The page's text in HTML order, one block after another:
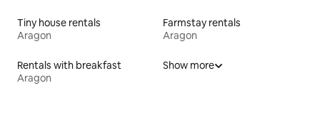
Tiny house rentals
Aragon
Farmstay rentals
Aragon
Rentals with breakfast
Aragon
Show more